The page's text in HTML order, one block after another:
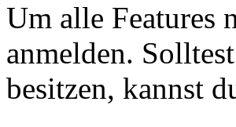
Um alle Features
anmelden.
besitzen, kannst